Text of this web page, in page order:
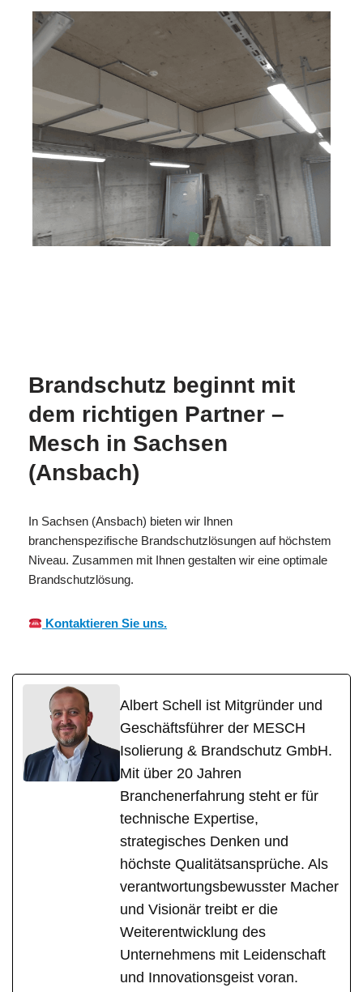
Brandschutz beginnt mit
dem richtigen Partner –
Mesch in Sachsen
(Ansbach)
In Sachsen (Ansbach) bieten wir Ihnen
branchenspezifische Brandschutzlösungen auf höchstem
Niveau. Zusammen mit Ihnen gestalten wir eine optimale
Brandschutzlösung.
Kontaktieren Sie uns.
Albert Schell ist Mitgründer und
Geschäftsführer der MESCH
Isolierung & Brandschutz GmbH.
Mit über 20 Jahren
Branchenerfahrung steht er für
technische Expertise,
strategisches Denken und
höchste Qualitätsansprüche. Als
verantwortungsbewusster Macher
und Visionär treibt er die
Weiterentwicklung des
Unternehmens mit Leidenschaft
und Innovationsgeist voran.